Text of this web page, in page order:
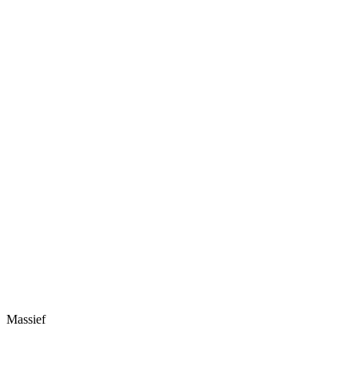
Massief